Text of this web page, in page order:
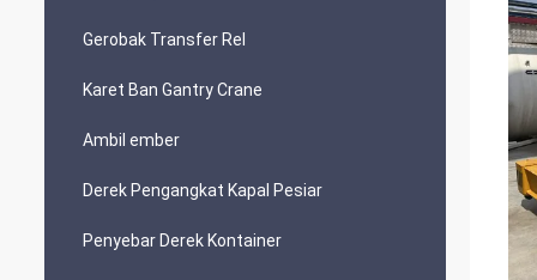
Gerobak Transfer Rel
Karet Ban Gantry Crane
Ambil ember
Derek Pengangkat Kapal Pesiar
Penyebar Derek Kontainer